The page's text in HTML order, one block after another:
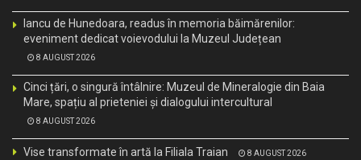
Iancu de Hunedoara, readus în memoria băimărenilor:
eveniment dedicat voievodului la Muzeul Județean
8 AUGUST 2026
Cinci țări, o singură întâlnire: Muzeul de Mineralogie din Baia
Mare, spațiu al prieteniei și dialogului intercultural
8 AUGUST 2026
Vise transformate în artă la Filiala Traian 8 AUGUST 2026